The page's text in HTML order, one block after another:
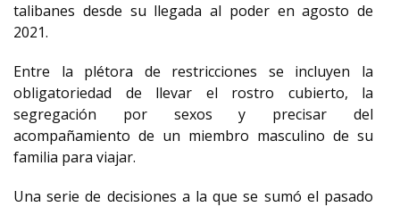
talibanes desde su llegada al poder en agosto de
2021.
Entre la plétora de restricciones se incluyen la
obligatoriedad de llevar el rostro cubierto, la
segregación por sexos y precisar del
acompañamiento de un miembro masculino de su
familia para viajar.
Una serie de decisiones a la que se sumó el pasado